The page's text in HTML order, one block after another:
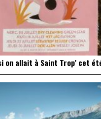
on allait à Saint Trop’ cet